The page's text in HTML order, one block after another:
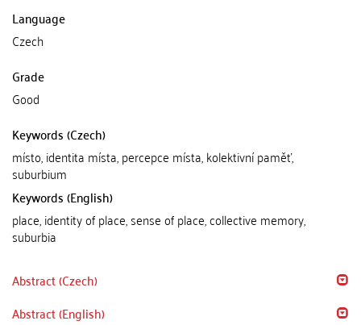
Language
Czech
Grade
Good
Keywords (Czech)
místo, identita místa, percepce místa, kolektivní paměť,
suburbium
Keywords (English)
place, identity of place, sense of place, collective memory,
suburbia
Abstract (Czech)
Abstract (English)